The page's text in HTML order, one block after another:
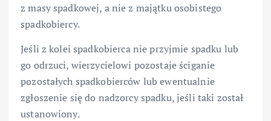
z masy spadkowej, a nie z majątku osobistego
spadkobiercy.
Jeśli z kolei spadkobierca nie przyjmie spadku lub
go odrzuci, wierzycielowi pozostaje ściganie
pozostałych spadkobierców lub ewentualnie
zgłoszenie się do nadzorcy spadku, jeśli taki został
ustanowiony.